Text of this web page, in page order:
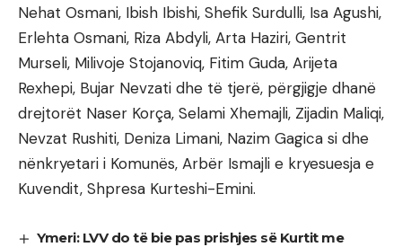
Nehat Osmani, Ibish Ibishi, Shefik Surdulli, Isa Agushi,
Erlehta Osmani, Riza Abdyli, Arta Haziri, Gentrit
Murseli, Milivoje Stojanoviq, Fitim Guda, Arijeta
Rexhepi, Bujar Nevzati dhe të tjerë, përgjigje dhanë
drejtorët Naser Korça, Selami Xhemajli, Zijadin Maliqi,
Nevzat Rushiti, Deniza Limani, Nazim Gagica si dhe
nënkryetari i Komunës, Arbër Ismajli e kryesuesja e
Kuvendit, Shpresa Kurteshi-Emini.
Ymeri: LVV do të bie pas prishjes së Kurtit me